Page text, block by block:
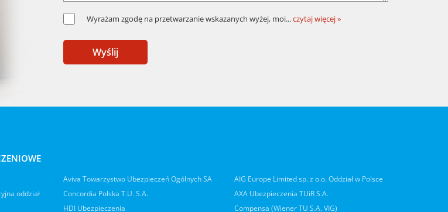
Wyrażam zgodę na przetwarzanie wskazanych wyżej, moi...czytaj więcej »
Wyślij
oddział
Aviva Towarzystwo Ubezpieczeń Ogólnych SA
Concordia Polska T.U. S.A.
HDI Ubezpieczenia
AIG Europe Limited sp. z o.o. Oddział w Polsce
AXA Ubezpieczenia TUiR S.A.
Compensa (Wiener TU S.A. VIG)